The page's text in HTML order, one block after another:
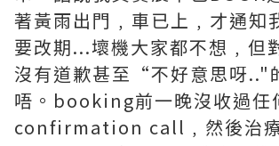
著黃雨出門﹐車已上﹐才通知
要改期...壞機大家都不想﹐但
沒有道歉甚至“不好意思呀.."
唔。booking前一晚沒收過任
confirmation call﹐然後治療